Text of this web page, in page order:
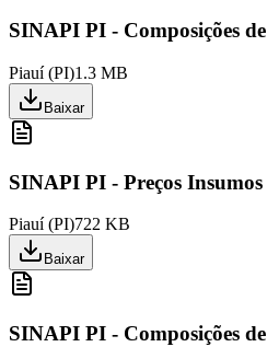
SINAPI PI - Composições
Piauí(PI)1.3 MB
Baixar
SINAPI PI - Preços Insumos
Piauí(PI)722 KB
Baixar
SINAPI PI - Composições